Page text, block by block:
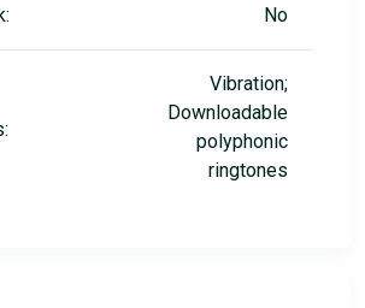
No
Vibration;
Downloadable
polyphonic
ringtones